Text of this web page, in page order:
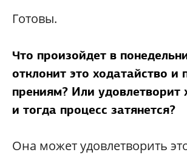
Готовы.
Что произойдет в
отклонит это ходатайство и
прениям? Или удовлетворит
и тогда процесс затянется?
Она может удовлетворить